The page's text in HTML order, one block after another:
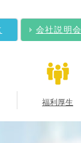
会社説明会
福利厚生